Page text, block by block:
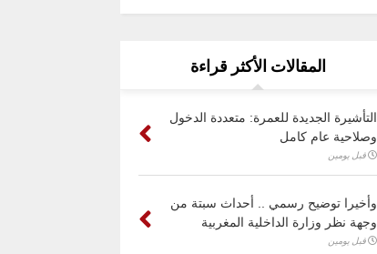
المقالات الأكثر قراءة
التأشيرة الجديدة للعمرة: متعددة الدخول
وصلاحية عام كامل
قبل يومين
وأخيرا توضيح رسمي .. أحداث سبتة من
وجهة نظر وزارة الداخلية المغربية
قبل يومين